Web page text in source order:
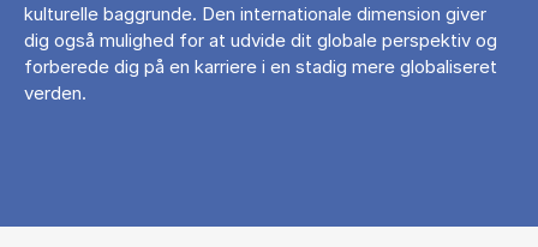
kulturelle baggrunde. Den internationale dimension giver
dig også mulighed for at udvide dit globale perspektiv og
forberede dig på en karriere i en stadig mere globaliseret
verden.